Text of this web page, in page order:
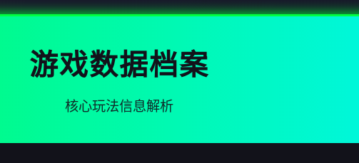
游戏数据档案
核心玩法信息解析